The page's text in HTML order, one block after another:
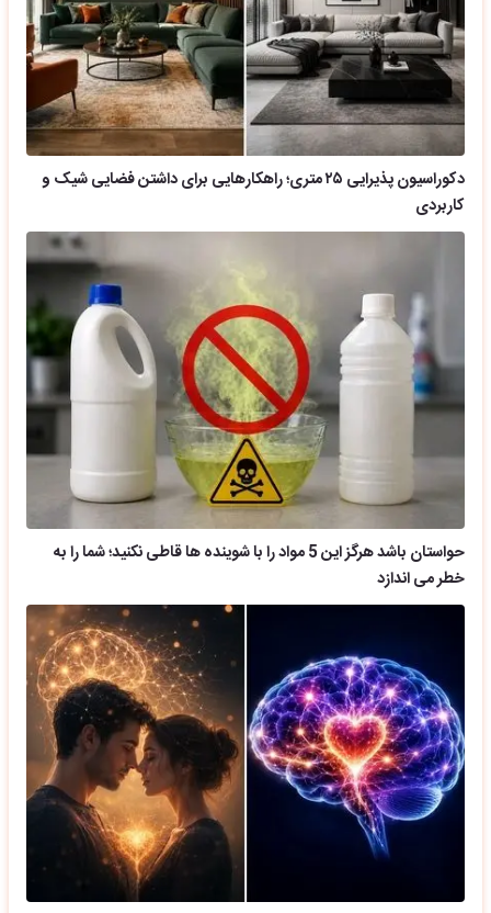
دکوراسیون پذیرایی ۲۵ متری؛ راهکارهایی برای داشتن فضایی شیک و
کاربردی
حواستان باشد هرگز این 5 مواد را با شوینده ها قاطی نکنید؛ شما را به
خطر می اندازد